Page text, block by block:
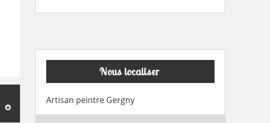
Nous localiser
Artisan peintre Gergny